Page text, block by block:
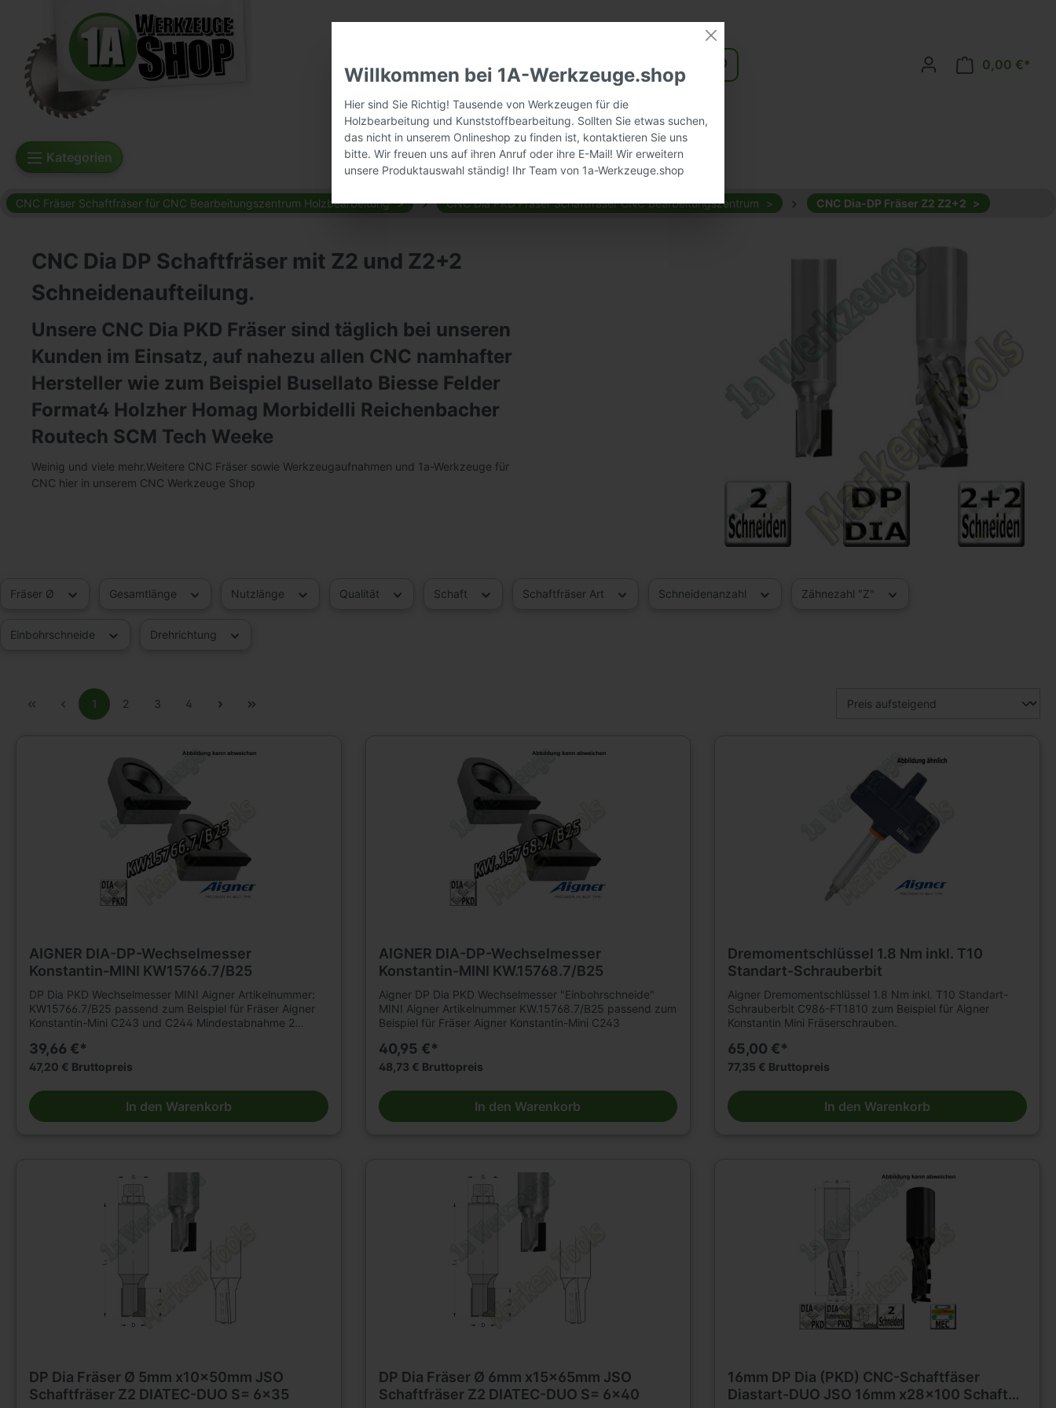
0,00 €*
Kategorien
CNC Fräser Schaftfräser für CNC Bearbeitungszentrum Holzbearbeitung CNC Dia PKD Fräser Schaftfräser CNC Bearbeitungszentrum CNC Dia-DP Fräser Z2 Z2+2
CNC Dia DP Schaftfräser mit Z2 und Z2+2
Schneidenaufteilung.
Unsere CNC Dia PKD Fräser sind täglich bei unseren
Kunden im Einsatz, auf nahezu allen CNC namhafter
Hersteller wie zum Beispiel Busellato Biesse Felder
Format4 Holzher Homag Morbidelli Reichenbacher
Routech SCM Tech Weeke
Weinig und viele mehr.Weitere CNC Fräser sowie Werkzeugaufnahmen und 1a-Werkzeuge für
CNC hier in unserem CNC Werkzeuge Shop
Fräser Ø Gesamtlänge Nutzlänge Qualität Schaft Schaftfräser Art Schneidenanzahl Zähnezahl "Z"
Einbohrschneide Drehrichtung
1 2 3 4
AIGNER DIA-DP-Wechselmesser
Konstantin-MINI KW15766.7/B25
DP Dia PKD Wechselmesser MINI Aigner Artikelnummer:
KW15766.7/B25 passend zum Beispiel für Fräser Aigner
Konstantin-Mini C243 und C244 Mindestabnahme 2
39,66 €*
47,20 € Bruttopreis
In den Warenkorb
AIGNER DIA-DP-Wechselmesser
Konstantin-MINI KW.15768.7/B25
Aigner DP Dia PKD Wechselmesser "Einbohrschneide"
MINI Aigner Artikelnummer KW.15768.7/B25 passend zum
Beispiel für Fräser Aigner Konstantin-Mini C243
40,95 €*
48,73 € Bruttopreis
In den Warenkorb
Dremomentschlüssel 1.8 Nm inkl. T10
Standart-Schrauberbit
Aigner Dremomentschlüssel 1.8 Nm inkl. T10 Standart-
Schrauberbit C986-FT1810 zum Beispiel für Aigner
Konstantin Mini Fräserschrauben.
65,00 €*
77,35 € Bruttopreis
In den Warenkorb
DP Dia Fräser Ø 5mm x10x50mm JSO
Schaftfräser Z2 DIATEC-DUO S= 6x35
DP Dia Fräser Ø 6mm x15x65mm JSO
Schaftfräser Z2 DIATEC-DUO S= 6x40
16mm DP Dia (PKD) CNC-Schaftfäser
Diastart-DUO JSO 16mm x28x100 Schaft
Willkommen bei 1A-Werkzeuge.shop
Hier sind Sie Richtig! Tausende von Werkzeugen für die
Holzbearbeitung und Kunststoffbearbeitung. Sollten Sie etwas suchen,
das nicht in unserem Onlineshop zu finden ist, kontaktieren Sie uns
bitte. Wir freuen uns auf ihren Anruf oder ihre E-Mail! Wir erweitern
unsere Produktauswahl ständig! Ihr Team von 1a-Werkzeuge.shop